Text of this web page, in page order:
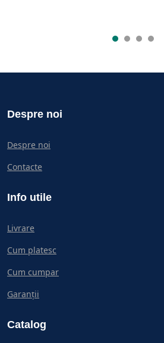
Despre noi
Despre noi
Contacte
Info utile
Livrare
Cum platesc
Cum cumpar
Garanții
Catalog